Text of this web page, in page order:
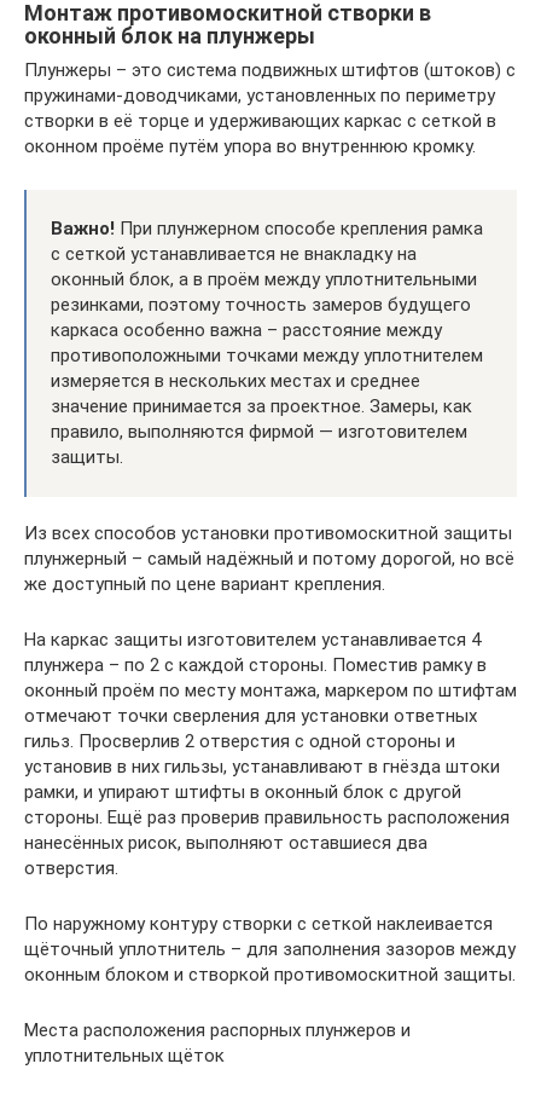
Монтаж противомоскитной створки в
оконный блок на плунжеры
Плунжеры – это система подвижных штифтов (штоков) с
пружинами-доводчиками, установленных по периметру
створки в её торце и удерживающих каркас с сеткой в
оконном проёме путём упора во внутреннюю кромку.
Важно! При плунжерном способе крепления рамка
с сеткой устанавливается не внакладку на
оконный блок, а в проём между уплотнительными
резинками, поэтому точность замеров будущего
каркаса особенно важна – расстояние между
противоположными точками между уплотнителем
измеряется в нескольких местах и среднее
значение принимается за проектное. Замеры, как
правило, выполняются фирмой — изготовителем
защиты.
Из всех способов установки противомоскитной защиты
плунжерный – самый надёжный и потому дорогой, но всё
же доступный по цене вариант крепления.
На каркас защиты изготовителем устанавливается 4
плунжера – по 2 с каждой стороны. Поместив рамку в
оконный проём по месту монтажа, маркером по штифтам
отмечают точки сверления для установки ответных
гильз. Просверлив 2 отверстия с одной стороны и
установив в них гильзы, устанавливают в гнёзда штоки
рамки, и упирают штифты в оконный блок с другой
стороны. Ещё раз проверив правильность расположения
нанесённых рисок, выполняют оставшиеся два
отверстия.
По наружному контуру створки с сеткой наклеивается
щёточный уплотнитель – для заполнения зазоров между
оконным блоком и створкой противомоскитной защиты.
Места расположения распорных плунжеров и
уплотнительных щёток